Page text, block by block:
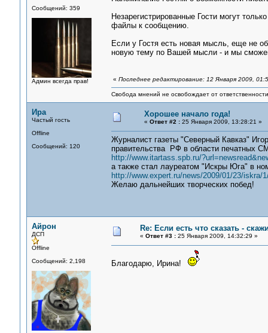
Сообщений: 359
Админ всегда прав!
Незарегистрированные Гости могут
файлы к сообщению.
Если у Гостя есть новая мысль, еще не
новую тему по Вашей мысли - и мы
« Последнее редактирование: 12 Января 2009,
Свобода мнений не освобождает от
Ира
Частый гость
Offline
Сообщений: 120
Хорошее начало года!
« Ответ #2 :25 Января 2009, 13:28:21 »
Журналист газеты "Северный Кавказ"
правительства РФ в области печатных
http://www.itartass.spb.ru/
а также стал лауреатом "Искры Юга" в
http://www.expert.ru/news/2009/01/23/iskra/
Желаю дальнейших творческих побед!
Айрон
ДСП
Offline
Сообщений: 2,198
Re: Если есть что сказать -
« Ответ #3 :25 Января 2009, 14:32:29 »
Благодарю, Ирина!